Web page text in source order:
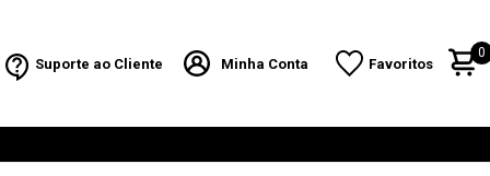
Suporte ao Cliente Minha Conta Favoritos
0